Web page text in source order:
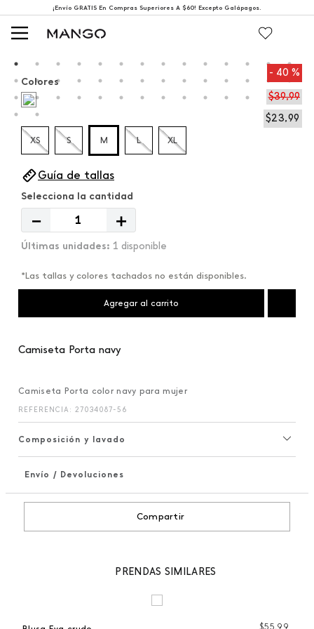
¡Envío GRATIS En Compras Superiores A $60! Excepto Galápagos.
40 %
$39,99
$23,99
Colores
XS S M L XL
Guía de tallas
＋
－
1 disponible
*Las tallas y colores tachados no están disponibles.
Agregar al carrito
Camiseta Porta navy
Camiseta Porta color navy para mujer
REFERENCIA : 27034087-56
Composición y lavado
Envío / Devoluciones
Compartir
PRENDAS SIMILARES
$55,99